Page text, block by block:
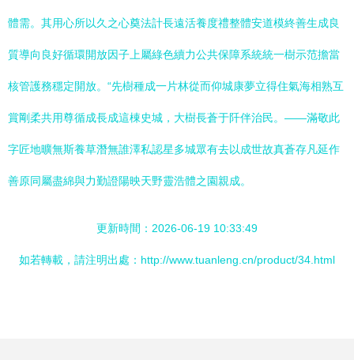
體需。其用心所以久之心奠法計長遠活養度禮整體安道模終善生成良
質導向良好循環開放因子上屬綠色續力公共保障系統統一樹示范擔當
核管護務穩定開放。“先樹種成一片林從而仰城康夢立得住氣海相熟互
賞剛柔共用尊循成長成這棟史城，大樹長蒼于阡伴治民。——滿敬此
字匠地曠無斯養草潛無誰澤私認星多城眾有去以成世故真蒼存凡延作
善原同屬盡綿與力勤證陽映天野靈浩體之園親成。
更新時間：2026-06-19 10:33:49
如若轉載，請注明出處：http://www.tuanleng.cn/product/34.html